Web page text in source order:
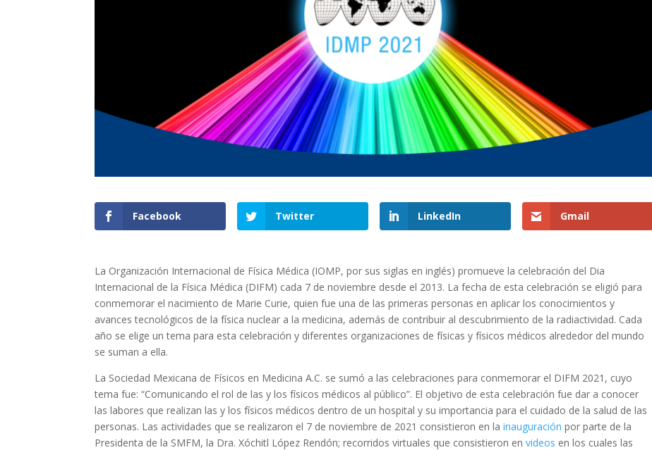
Facebook Twitter LinkedIn Gmail
La Organización Internacional de Física Médica (IOMP, por sus siglas en inglés) promueve la celebración del Dia
Internacional de la Física Médica (DIFM) cada 7 de noviembre desde el 2013. La fecha de esta celebración se eligió para
conmemorar el nacimiento de Marie Curie, quien fue una de las primeras personas en aplicar los conocimientos y
avances tecnológicos de la física nuclear a la medicina, además de contribuir al descubrimiento de la radiactividad. Cada
año se elige un tema para esta celebración y diferentes organizaciones de físicas y físicos médicos alrededor del mundo
se suman a ella.
La Sociedad Mexicana de Físicos en Medicina A.C. se sumó a las celebraciones para conmemorar el DIFM 2021, cuyo
tema fue: “Comunicando el rol de las y los físicos médicos al público”. El objetivo de esta celebración fue dar a conocer
las labores que realizan las y los físicos médicos dentro de un hospital y su importancia para el cuidado de la salud de las
personas. Las actividades que se realizaron el 7 de noviembre de 2021 consistieron en lainauguración por parte de la
Presidenta de la SMFM, la Dra. Xóchitl López Rendón; recorridos virtuales que consistieron envideos en los cuales las